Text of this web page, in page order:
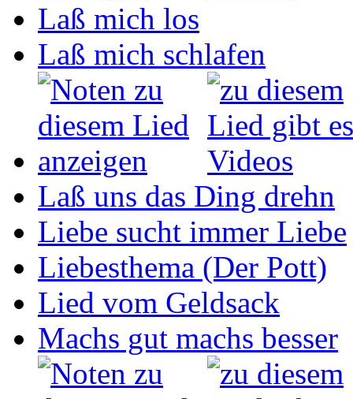
Laß mich los
Laß mich schlafen
Laß uns das Ding drehn
Liebe sucht immer Liebe
Liebesthema (Der Pott)
Lied vom Geldsack
Machs gut machs besser